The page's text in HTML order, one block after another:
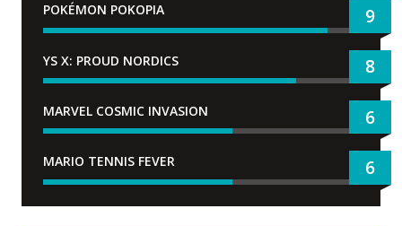
POKÉMON POKOPIA 9
YS X: PROUD NORDICS 8
MARVEL COSMIC INVASION 6
MARIO TENNIS FEVER 6